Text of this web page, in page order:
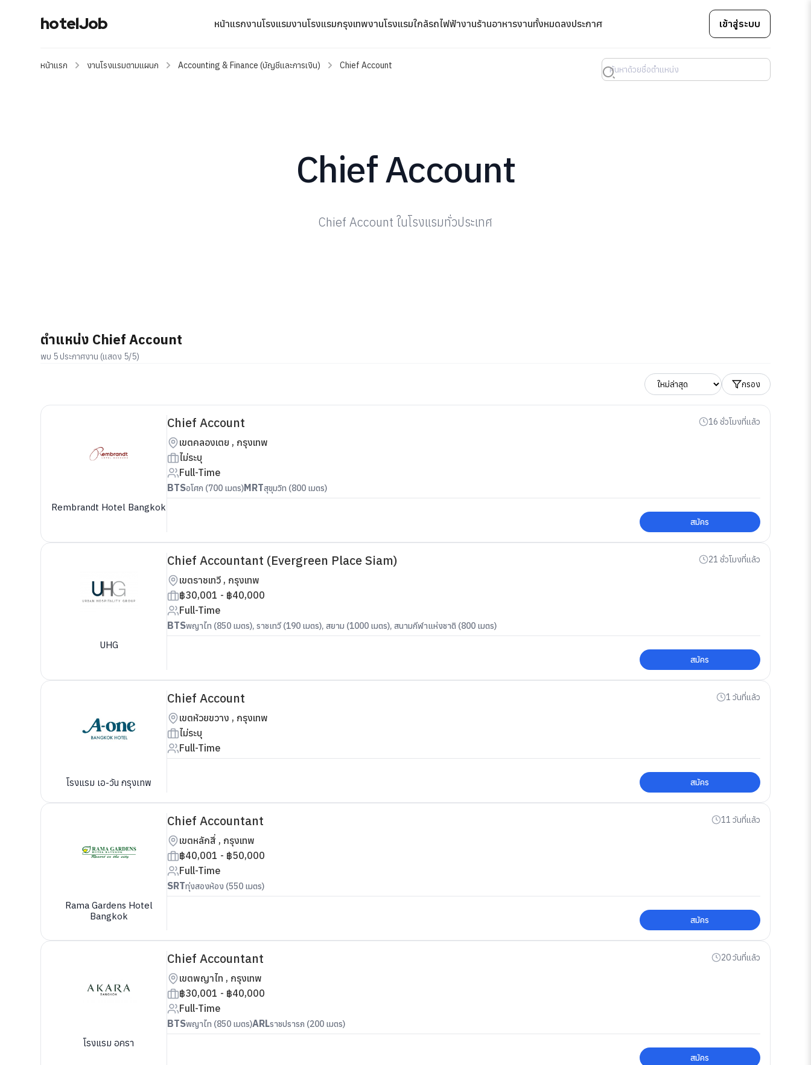
hotelJob หน้าแรกงานโรงแรมงานโรงแรมกรุงเทพงานโรงแรมใกล้รถไฟฟ้างานร้านอาหารงานทั้งหมดลงประกาศ เข้าสู่ระบบ
หน้าแรก งานโรงแรมตามแผนก Accounting & Finance (บัญชีและการเงิน) Chief Account
Chief Account
Chief Account ในโรงแรมทั่วประเทศ
ตำแหน่ง Chief Account
พบ 5 ประกาศงาน (แสดง 5/5)
กรอง
Rembrandt Hotel Bangkok
Chief Account 16 ชั่วโมงที่แล้ว
เขตคลองเตย , กรุงเทพ
ไม่ระบุ
Full-Time
BTSอโศก (700 เมตร)MRTสุขุมวิท (800 เมตร)
สมัคร
UHG
Chief Accountant (Evergreen Place Siam) 21 ชั่วโมงที่แล้ว
เขตราชเทวี , กรุงเทพ
฿30,001 - ฿40,000
Full-Time
BTSพญาไท (850 เมตร), ราชเทวี (190 เมตร), สยาม (1000 เมตร), สนามกีฬาแห่งชาติ (800 เมตร)
สมัคร
โรงแรม เอ-วัน กรุงเทพ
Chief Account 1 วันที่แล้ว
เขตห้วยขวาง , กรุงเทพ
ไม่ระบุ
Full-Time
สมัคร
Rama Gardens Hotel
Bangkok
Chief Accountant 11 วันที่แล้ว
เขตหลักสี่ , กรุงเทพ
฿40,001 - ฿50,000
Full-Time
SRTทุ่งสองห้อง (550 เมตร)
สมัคร
โรงแรม อครา
Chief Accountant 20 วันที่แล้ว
เขตพญาไท , กรุงเทพ
฿30,001 - ฿40,000
Full-Time
BTSพญาไท (850 เมตร)ARLราชปรารภ (200 เมตร)
สมัคร